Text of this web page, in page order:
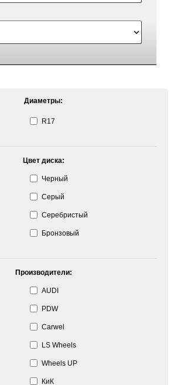
Диаметры:
R17
Цвет диска:
Черный
Серый
Серебристый
Бронзовый
Производители:
AUDI
PDW
Carwel
LS Wheels
Wheels UP
КиК